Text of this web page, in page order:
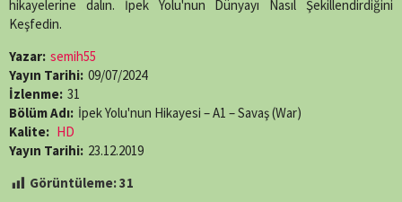
hikayelerine dalın. İpek Yolu'nun Dünyayı Nasıl Şekillendirdiğini
Keşfedin.
Yazar: semih55
Yayın Tarihi: 09/07/2024
İzlenme: 31
Bölüm Adı: İpek Yolu'nun Hikayesi – A1 – Savaş (War)
Kalite: HD
Yayın Tarihi: 23.12.2019
Görüntüleme:31